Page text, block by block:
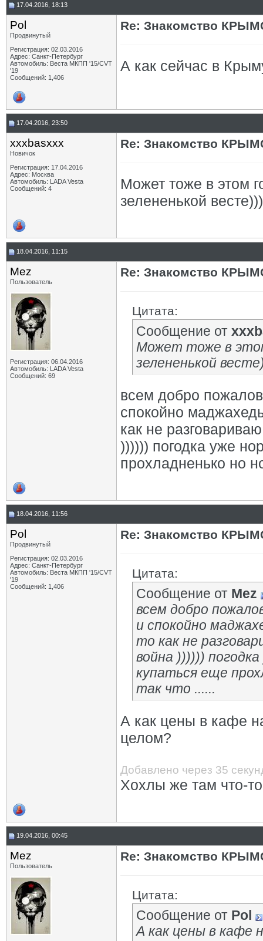
17.04.2016, 18:13
Pol
Продвинутый
Регистрация: 02.03.2016
Адрес: Санкт-Петербург
Автомобиль: Веста МКПП '15/CVT
'19
Сообщений: 1,406
Re: Знакомство
А как сейчас в
17.04.2016, 23:50
xxxbasxxx
Новичок
Регистрация: 17.04.2016
Адрес: Москва
Автомобиль: LADA Vesta
Сообщений: 4
Re: Знакомство
Может тоже в этом
зелененькой весте)))
18.04.2016, 11:15
Mez
Пользователь
Регистрация: 06.04.2016
Автомобиль: LADA Vesta
Сообщений: 69
Re: Знакомство
Цитата:
Сообщение от
Может тоже в
зелененькой
всем добро
спокойно
как не
)))))) погодка уже
прохладненько но
18.04.2016, 11:56
Pol
Продвинутый
Регистрация: 02.03.2016
Адрес: Санкт-Петербург
Автомобиль: Веста МКПП '15/CVT
'19
Сообщений: 1,406
Re: Знакомство
Цитата:
Сообщение от Mez
всем добро
и спокойно
то как не
война ))))))
купаться еще
так что ......
А как цены в кафе
целом?
Добавлено через 35
Хохлы же там что-
19.04.2016, 00:45
Mez
Пользователь
Re: Знакомство
Цитата:
Сообщение от Pol
А как цены в кафе